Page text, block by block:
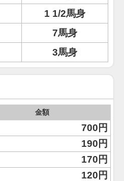
1 1/2馬身
7馬身
3馬身
金額
700円
190円
170円
120円